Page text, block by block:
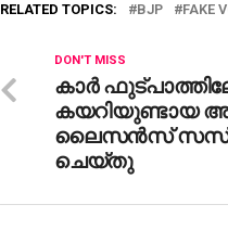
RELATED TOPICS: BJP FAKE
DON'T MISS
കാര്‍
കയറിയുണ്ടായ
ലൈസന്‍സ്
ചെയ്തു